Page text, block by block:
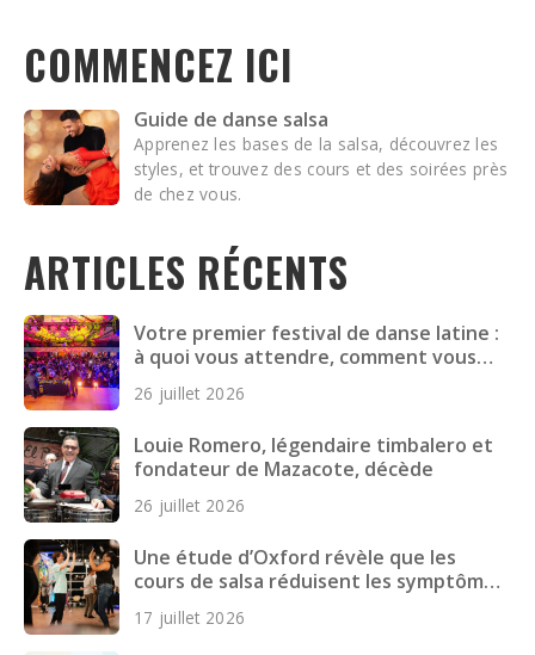
COMMENCEZ ICI
Guide de danse salsa
Apprenez les bases de la salsa, découvrez les
styles, et trouvez des cours et des soirées près
de chez vous.
ARTICLES RÉCENTS
Votre premier festival de danse latine :
à quoi vous attendre, comment vous
préparer et quoi emporter
26 juillet 2026
Louie Romero, légendaire timbalero et
fondateur de Mazacote, décède
26 juillet 2026
Une étude d’Oxford révèle que les
cours de salsa réduisent les symptômes
dépressifs chez les jeunes adultes
17 juillet 2026